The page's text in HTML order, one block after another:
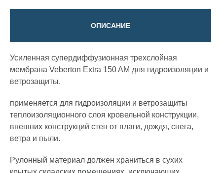
ОПИСАНИЕ
Усиленная супердиффузионная трехслойная
мембрана Veberton Extra 150 AM для гидроизоляции и
ветрозащиты.
применяется для гидроизоляции и ветрозащиты
теплоизоляционного слоя кровельной конструкции,
внешних конструкций стен от влаги, дождя, снега,
ветра и пыли.
Рулонный материал должен храниться в сухих